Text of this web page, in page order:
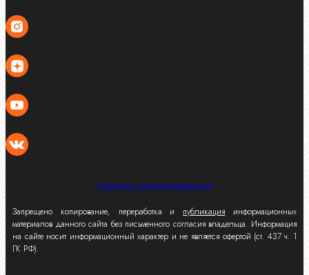
Политика конфиденциальности
Запрещено копирование, переработка и публикация информационных
материалов данного сайта без письменного согласия владельца. Информация
на сайте носит информационный характер и не является офертой (ст. 437 ч. 1
ГК РФ).